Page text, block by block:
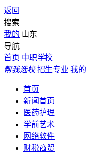
返回
搜索
我的 山东
导航
首页 中职学校
帮我选校 招生专业 我的
首页
新闻首页
医药护理
学前艺术
网络软件
财税商贸